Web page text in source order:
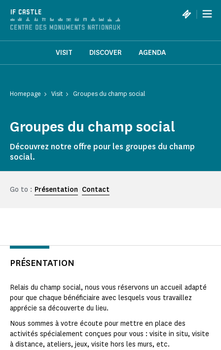
IF CASTLE |
VISIT DISCOVER AGENDA
Homepage Visit Groupes du champ social
Groupes du champ social
Découvrez notre offre pour les groupes du champ
social.
Go to : Présentation Contact
PRÉSENTATION
Relais du champ social, nous vous réservons un accueil adapté
pour que chaque bénéficiaire avec lesquels vous travaillez
apprécie sa découverte du lieu.
Nous sommes à votre écoute pour mettre en place des
activités spécialement conçues pour vous : visite in situ, visite
à distance, ateliers, jeux, visite hors les murs, etc.